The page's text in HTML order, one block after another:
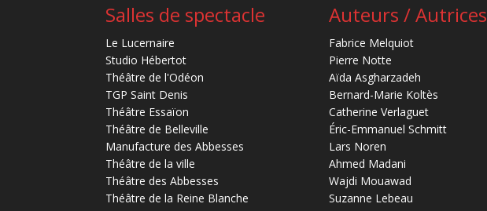
Salles de spectacle
Le Lucernaire
Studio Hébertot
Théâtre de l'Odéon
TGP Saint Denis
Théâtre Essaïon
Théâtre de Belleville
Manufacture des Abbesses
Théâtre de la ville
Théâtre des Abbesses
Théâtre de la Reine Blanche
Auteurs / Autrices
Fabrice Melquiot
Pierre Notte
Aïda Asgharzadeh
Bernard-Marie Koltès
Catherine Verlaguet
Éric-Emmanuel Schmitt
Lars Noren
Ahmed Madani
Wajdi Mouawad
Suzanne Lebeau